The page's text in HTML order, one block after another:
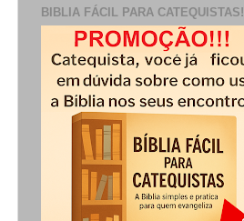
BIBLIA FÁCIL PARA CATEQUISTAS!